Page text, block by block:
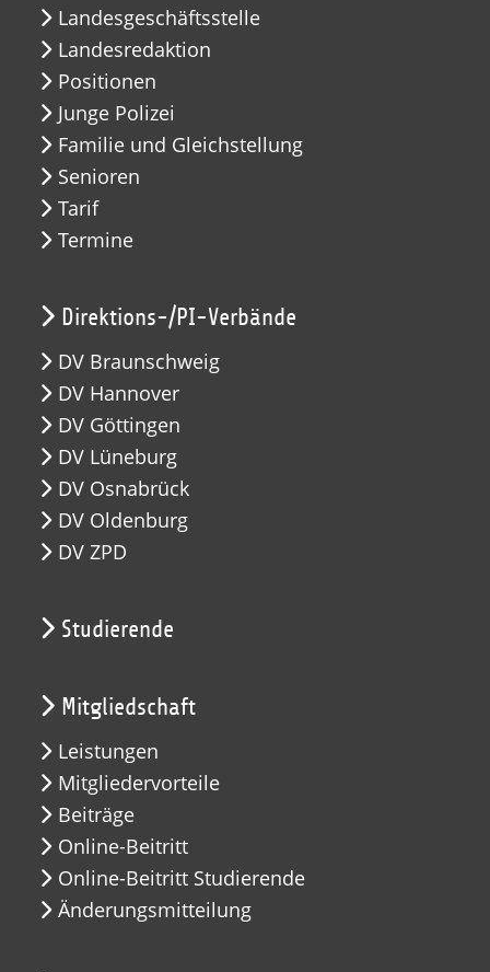
Landesgeschäftsstelle
Landesredaktion
Positionen
Junge Polizei
Familie und Gleichstellung
Senioren
Tarif
Termine
Direktions-/PI-Verbände
DV Braunschweig
DV Hannover
DV Göttingen
DV Lüneburg
DV Osnabrück
DV Oldenburg
DV ZPD
Studierende
Mitgliedschaft
Leistungen
Mitgliedervorteile
Beiträge
Online-Beitritt
Online-Beitritt Studierende
Änderungsmitteilung